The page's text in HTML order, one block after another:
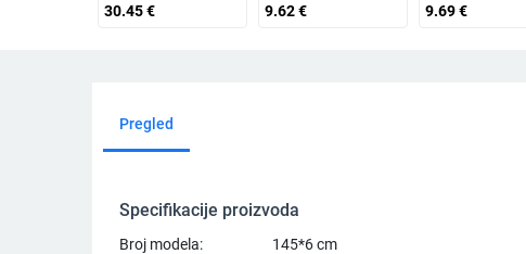
30.45€ 9.62€ 9.69€
Pregled
Specifikacije proizvoda
Broj modela: 145*6 cm